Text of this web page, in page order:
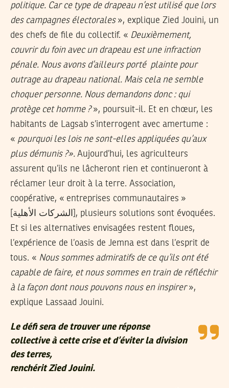
politique. Car ce type de drapeau n’est utilisé que lors
des campagnes électorales», explique Zied Jouini, un
des chefs de file du collectif. « Deuxièmement,
couvrir du foin avec un drapeau est une infraction
pénale. Nous avons d’ailleurs porté plainte pour
outrage au drapeau national. Mais cela ne semble
choquer personne. Nous demandons donc : qui
protège cet homme ?», poursuit-il. Et en chœur, les
habitants de Lagsab s’interrogent avec amertume :
« pourquoi les lois ne sont-elles appliquées qu’aux
plus démunis ?». Aujourd’hui, les agriculteurs
assurent qu’ils ne lâcheront rien et continueront à
réclamer leur droit à la terre. Association,
coopérative, « entreprises communautaires »
Et si les alternatives envisagées restent floues,
l’expérience de l’oasis de Jemna est dans l’esprit de
tous. « Nous sommes admiratifs de ce qu’ils ont été
capable de faire, et nous sommes en train de réfléchir
à la façon dont nous pouvons nous en inspirer»,
explique Lassaad Jouini.
Le défi sera de trouver une réponse
collective à cette crise et d’éviter la division
des terres,
renchérit Zied Jouini.